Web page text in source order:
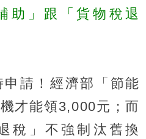
助」跟「貨物稅退
請！經濟部「節能
才能領3,000元；而
稅」不強制汰舊換